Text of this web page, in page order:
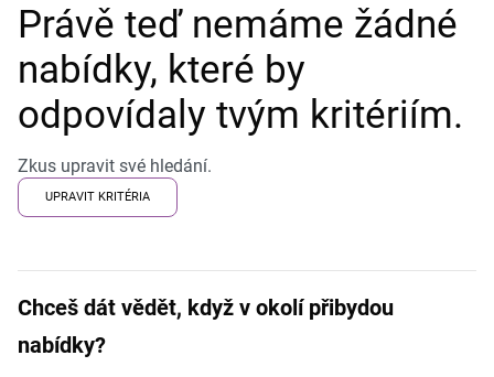
Právě teď nemáme žádné
nabídky, které by
odpovídaly tvým kritériím.
Zkus upravit své hledání.
UPRAVIT KRITÉRIA
Chceš dát vědět, když v okolí přibydou
nabídky?